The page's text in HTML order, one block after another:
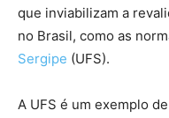
que inviabilizam a
no Brasil, como as
Sergipe (UFS).
A UFS é um exemplo